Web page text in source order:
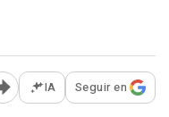
Abrir opciones para
IA Seguir en